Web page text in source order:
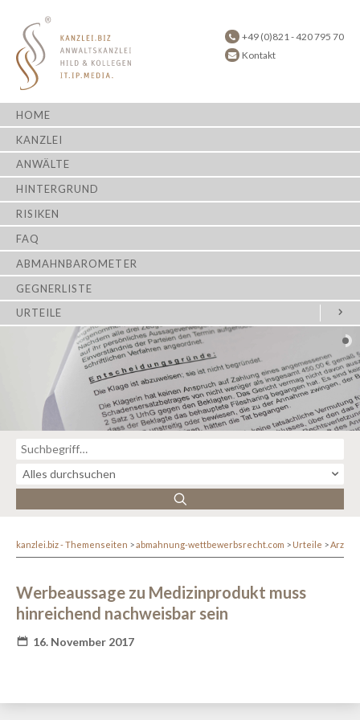
+49 (0)821 - 420 795 70
Kontakt
HOME
KANZLEI
ANWÄLTE
HINTERGRUND
RISIKEN
FAQ
ABMAHNBAROMETER
GEGNERLISTE
URTEILE
kanzlei.biz - Themenseiten abmahnung-wettbewerbsrecht.com Urteile
Werbeaussage zu Medizinprodukt muss
hinreichend nachweisbar sein
16. November 2017